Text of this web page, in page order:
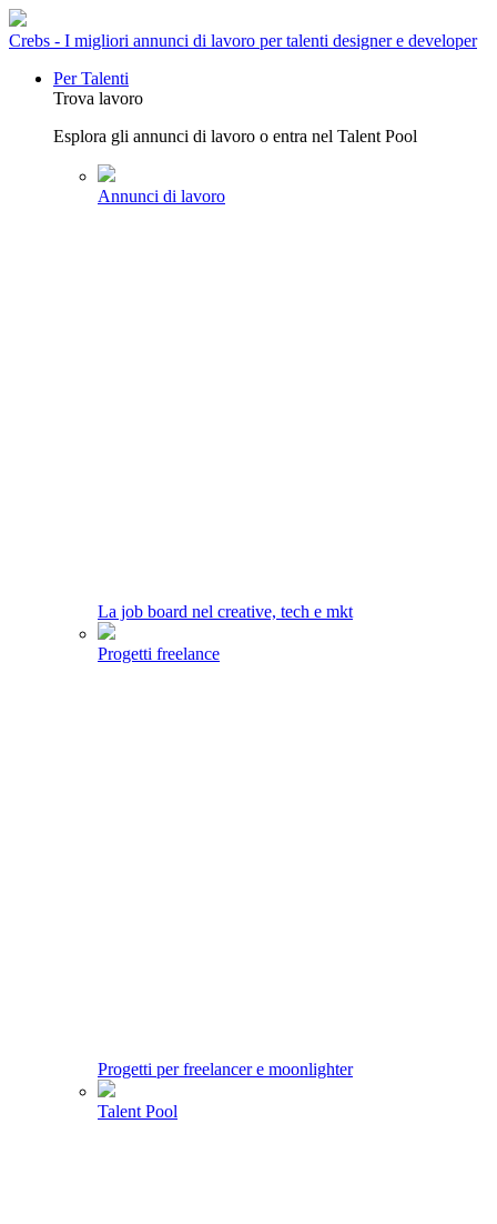
Crebs - I migliori annunci di lavoro per talenti designer e developer
Per Talenti
Trova lavoro
Esplora gli annunci di lavoro o entra nel Talent Pool
Annunci di lavoro
La job board nel creative, tech e mkt
Progetti freelance
Progetti per freelancer e moonlighter
Talent Pool